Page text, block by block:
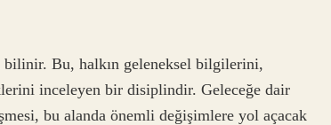
Bu, halkın geleneksel bilgilerini,
inceleyen bir disiplindir. Geleceğe dair
bu alanda önemli değişimlere yol açacak